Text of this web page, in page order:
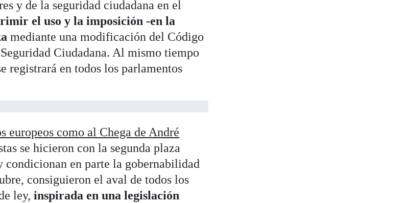
y de la seguridad ciudadana en el
el uso y la imposición -en la
mediante una modificación del Código
Ciudadana. Al mismo tiempo
registrará en todos los parlamentos
europeos como al Chega de André
se hicieron con la segunda plaza
en parte la gobernabilidad
consiguieron el aval de todos los
ley,inspirada en una legislación